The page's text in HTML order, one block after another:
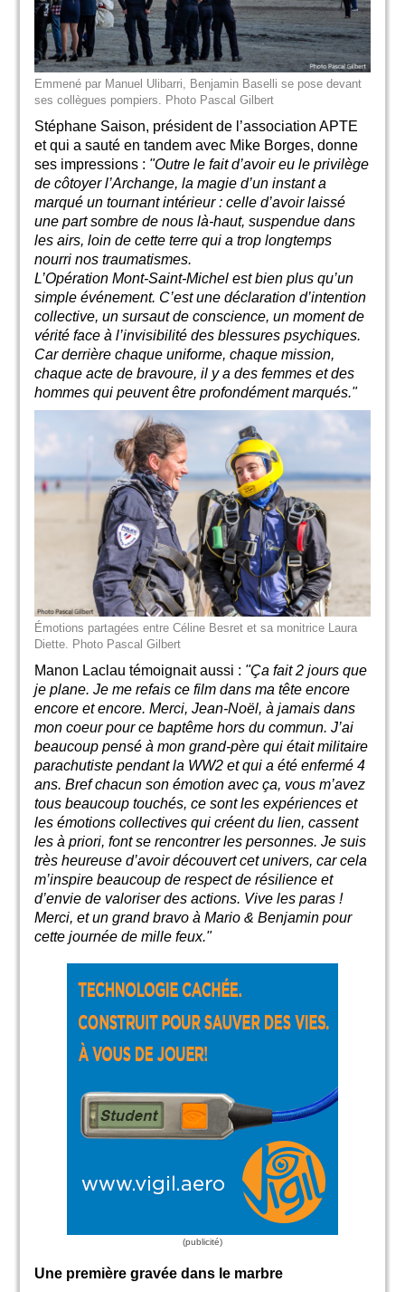
Emmené par Manuel Ulibarri, Benjamin Baselli se pose devant
ses collègues pompiers. Photo Pascal Gilbert
Stéphane Saison, président de l’association APTE
et qui a sauté en tandem avec Mike Borges, donne
ses impressions : "Outre le fait d’avoir eu le privilège
de côtoyer l’Archange, la magie d’un instant a
marqué un tournant intérieur : celle d’avoir laissé
une part sombre de nous là-haut, suspendue dans
les airs, loin de cette terre qui a trop longtemps
nourri nos traumatismes.
L’Opération Mont-Saint-Michel est bien plus qu’un
simple événement. C’est une déclaration d’intention
collective, un sursaut de conscience, un moment de
vérité face à l’invisibilité des blessures psychiques.
Car derrière chaque uniforme, chaque mission,
chaque acte de bravoure, il y a des femmes et des
hommes qui peuvent être profondément marqués."
Émotions partagées entre Céline Besret et sa monitrice Laura
Diette. Photo Pascal Gilbert
Manon Laclau témoignait aussi : "Ça fait 2 jours que
je plane. Je me refais ce film dans ma tête encore
encore et encore. Merci, Jean-Noël, à jamais dans
mon coeur pour ce baptême hors du commun. J’ai
beaucoup pensé à mon grand-père qui était militaire
parachutiste pendant la WW2 et qui a été enfermé 4
ans. Bref chacun son émotion avec ça, vous m’avez
tous beaucoup touchés, ce sont les expériences et
les émotions collectives qui créent du lien, cassent
les à priori, font se rencontrer les personnes. Je suis
très heureuse d’avoir découvert cet univers, car cela
m’inspire beaucoup de respect de résilience et
d’envie de valoriser des actions. Vive les paras !
Merci, et un grand bravo à Mario & Benjamin pour
cette journée de mille feux."
Une première gravée dans le marbre